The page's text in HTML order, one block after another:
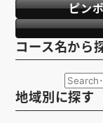
お知らせ
会社概要
お問い合わせ
ゴルフ場の方へ
ピン
コース名から
地域別に探す